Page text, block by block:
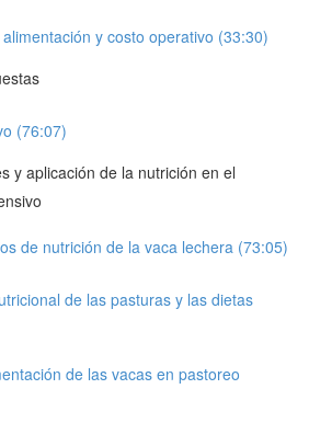
y costo operativo (33:30)
(76:07)
y aplicación de la nutrición en el
de nutrición de la vaca lechera (73:05)
de las pasturas y las dietas
de las vacas en pastoreo